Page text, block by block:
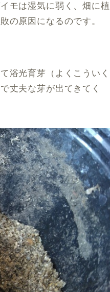
モは湿気に弱く、畑に植
の原因になるのです。
浴光育芽（よくこういく
丈夫な芽が出てきてく